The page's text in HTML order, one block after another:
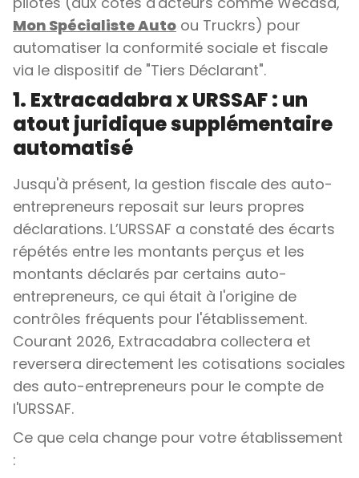
Mon Spécialiste Auto ou Truckrs) pour
automatiser la conformité sociale et fiscale
via le dispositif de "Tiers Déclarant".
1. Extracadabra x URSSAF : un
atout juridique supplémentaire
automatisé
Jusqu'à présent, la gestion fiscale des auto-
entrepreneurs reposait sur leurs propres
déclarations. L’URSSAF a constaté des écarts
répétés entre les montants perçus et les
montants déclarés par certains auto-
entrepreneurs, ce qui était à l'origine de
contrôles fréquents pour l'établissement.
Courant 2026, Extracadabra collectera et
reversera directement les cotisations sociales
des auto-entrepreneurs pour le compte de
l'URSSAF.
Ce que cela change pour votre établissement
: